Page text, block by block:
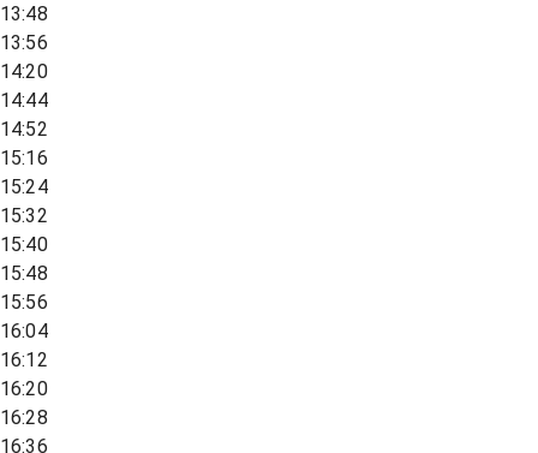
13:48
13:56
14:20
14:44
14:52
15:16
15:24
15:32
15:40
15:48
15:56
16:04
16:12
16:20
16:28
16:36